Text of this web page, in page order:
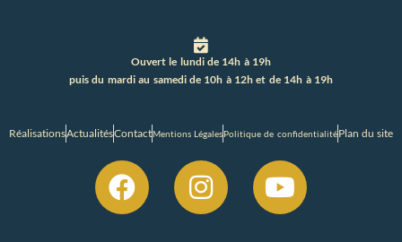
Ouvert le lundi de 14h à 19h
puis du mardi au samedi de 10h à 12h et de 14h à 19h
RéalisationsActualitésContactMentions LégalesPolitique de confidentialitéPlan du site